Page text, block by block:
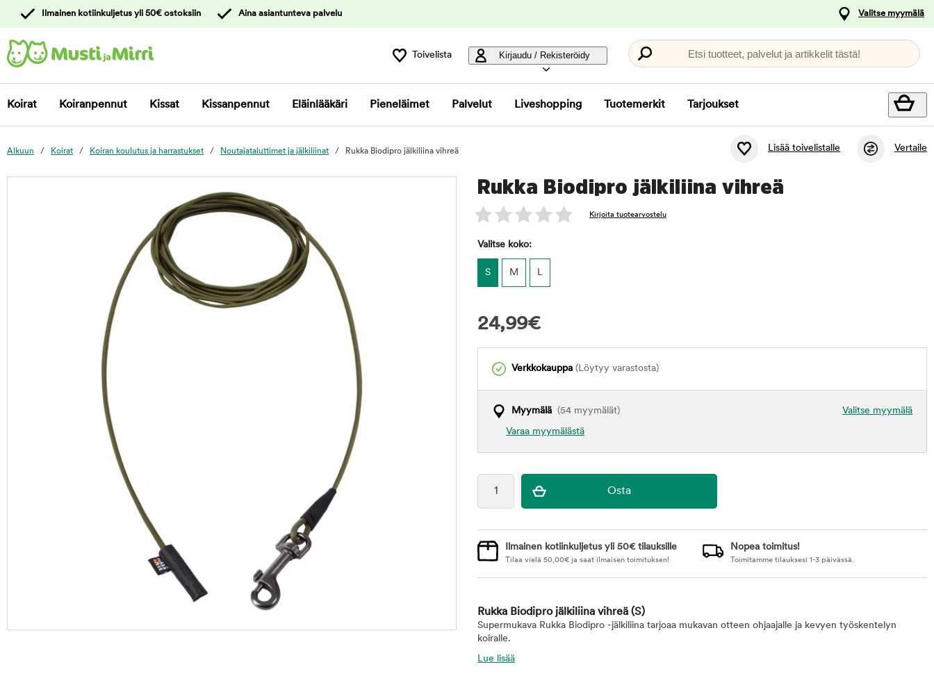
asiakaspalveluun
Ilmainen kotiinkuljetus yli 50€ ostoksiin Aina asiantunteva palvelu Valitse myymälä
Toivelista Kirjaudu / Rekisteröidy Etsi tuotteet, palvelut ja artikkelit tästä!
Koirat Koiranpennut Kissat Kissanpennut Eläinlääkäri Pieneläimet Palvelut Liveshopping Tuotemerkit Tarjoukset
Alkuun Koirat Koiran koulutus ja harrastukset Noutajataluttimet ja jälkiliinat Rukka Biodipro jälkiliina vihreä Lisää toivelistalle Vertaile
Rukka Biodipro jälkiliina vihreä
Kirjoita tuotearvostelu
Valitse koko:
S M L
24,99€
Verkkokauppa (Löytyy varastosta)
Valitse myymälä
Myymälä (54 myymälät)
Varaa myymälästä
Ilmainen kotiinkuljetus yli 50€ tilauksille
Tilaa vielä 50,00€ ja saat ilmaisen toimituksen!
Nopea toimitus!
Toimitamme tilauksesi 1-3 päivässä.
Rukka Biodipro jälkiliina vihreä (S)
Supermukava Rukka Biodipro -jälkiliina tarjoaa mukavan otteen ohjaajalle ja kevyen työskentelyn
koiralle.
Lue lisää